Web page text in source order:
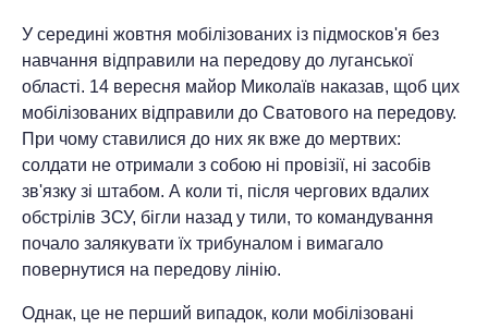
У середині жовтня мобілізованих із підмосков'я без
навчання відправили на передову до луганської
області. 14 вересня майор Миколаїв наказав, щоб цих
мобілізованих відправили до Сватового на передову.
При чому ставилися до них як вже до мертвих:
солдати не отримали з собою ні провізії, ні засобів
зв'язку зі штабом. А коли ті, після чергових вдалих
обстрілів ЗСУ, бігли назад у тили, то командування
почало залякувати їх трибуналом і вимагало
повернутися на передову лінію.
Однак, це не перший випадок, коли мобілізовані